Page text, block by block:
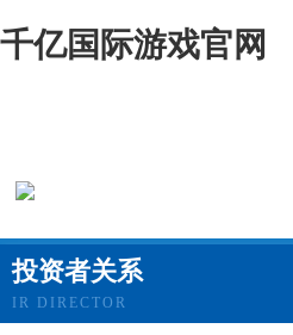
千亿国际游戏官网
投资者关系
IR DIRECTOR